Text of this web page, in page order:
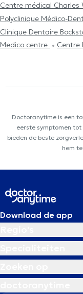
Centre médical Charles
Polyclinique Médico-
Clinique Dentaire
Medico centre
Centre
Doctoranytime is een
eerste symptomen
bieden de beste
hem
Download de app